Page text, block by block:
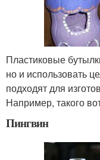
Пластиковые
но и использовать
подходят для
Например, такого
Пингвин